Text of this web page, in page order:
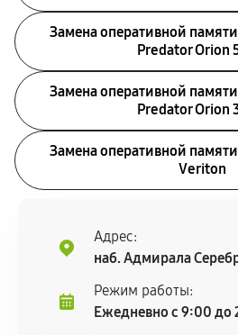
Замена оперативной
Predator Orion
Замена оперативной
Predator Orion
Замена оперативной
Veriton
Адрес:
наб. Адмирала
Режим работы:
Ежедневно с 9:00 до